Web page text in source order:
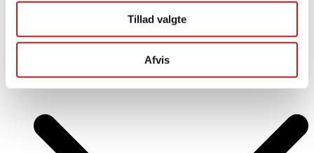
Tillad valgte
Afvis
Flagstænger til erhverv
Export